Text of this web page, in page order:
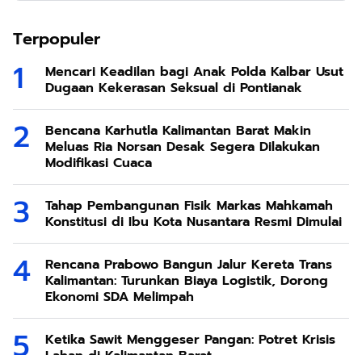
Terpopuler
Mencari Keadilan bagi Anak Polda Kalbar Usut
Dugaan Kekerasan Seksual di Pontianak
Bencana Karhutla Kalimantan Barat Makin
Meluas Ria Norsan Desak Segera Dilakukan
Modifikasi Cuaca
Tahap Pembangunan Fisik Markas Mahkamah
Konstitusi di Ibu Kota Nusantara Resmi Dimulai
Rencana Prabowo Bangun Jalur Kereta Trans
Kalimantan: Turunkan Biaya Logistik, Dorong
Ekonomi SDA Melimpah
Ketika Sawit Menggeser Pangan: Potret Krisis